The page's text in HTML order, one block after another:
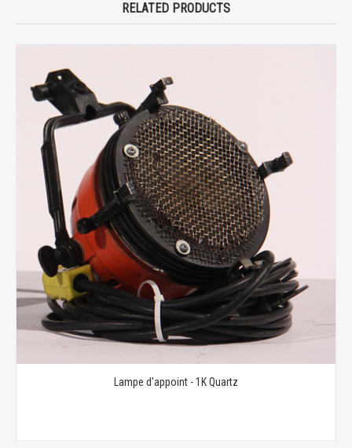
RELATED PRODUCTS
Lampe d'appoint - 1K Quartz